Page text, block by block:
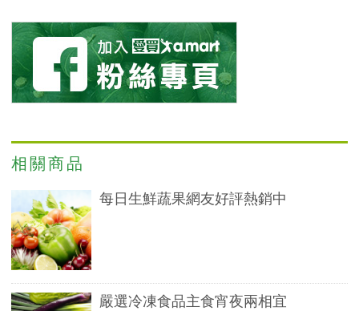
相關商品
每日生鮮蔬果網友好評熱銷中
嚴選冷凍食品主食宵夜兩相宜